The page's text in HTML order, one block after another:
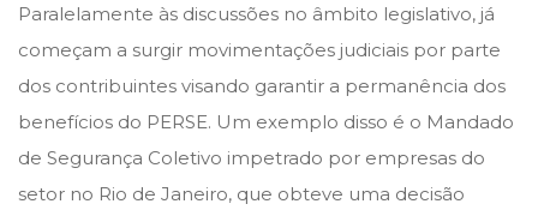
Paralelamente às discussões no âmbito legislativo, já
começam a surgir movimentações judiciais por parte
dos contribuintes visando garantir a permanência dos
benefícios do PERSE. Um exemplo disso é o Mandado
de Segurança Coletivo impetrado por empresas do
setor no Rio de Janeiro, que obteve uma decisão